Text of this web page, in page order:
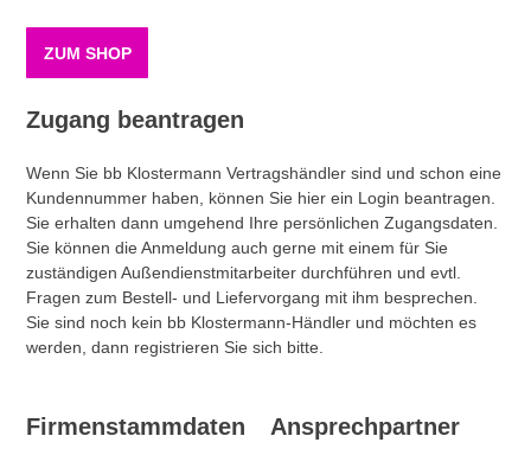
ZUM SHOP
Zugang beantragen
Wenn Sie bb Klostermann Vertragshändler sind und schon eine
Kundennummer haben, können Sie hier ein Login beantragen.
Sie erhalten dann umgehend Ihre persönlichen Zugangsdaten.
Sie können die Anmeldung auch gerne mit einem für Sie
zuständigen Außendienstmitarbeiter durchführen und evtl.
Fragen zum Bestell- und Liefervorgang mit ihm besprechen.
Sie sind noch kein bb Klostermann-Händler und möchten es
werden, dann registrieren Sie sich bitte.
Firmenstammdaten Ansprechpartner